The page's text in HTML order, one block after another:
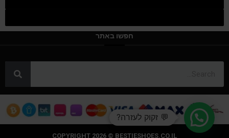
חפשו באתר
COPYRIGHT 2026 © BESTIESHOES.CO.IL
💬 זקוק לעזרה?